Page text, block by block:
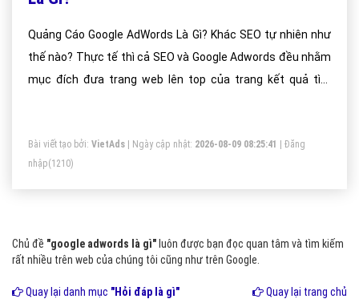
Quảng Cáo Google AdWords Là Gì? Khác SEO tự nhiên như
thế nào? Thực tế thì cả SEO và Google Adwords đều nhằm
mục đích đưa trang web lên top của trang kết quả tìm
Bài viết tạo bởi: VietAds | Ngày cập nhật: 2026-08-09 08:25:41
Đăng
nhập(1210)
Chủ đề "google adwords là gì" luôn được bạn đọc quan tâm và tìm kiếm
rất nhiều trên web của chúng tôi cũng như trên Google.
Quay lại danh mục "Hỏi đáp là gì" Quay lại trang chủ